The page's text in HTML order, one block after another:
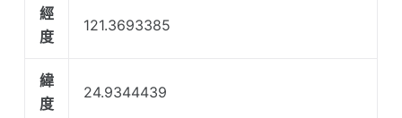
經
度
121.3693385
緯
度
24.9344439